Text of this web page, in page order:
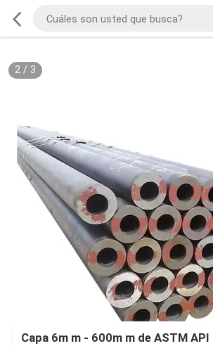
2/ 3
Capa 6m m - 600m m de ASTM